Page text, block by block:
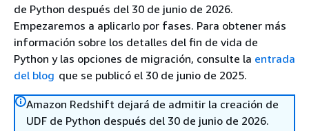
de Python después del 30 de junio de 2026.
Empezaremos a aplicarlo por fases. Para obtener más
información sobre los detalles del fin de vida de
Python y las opciones de migración, consulte la entrada
del blog que se publicó el 30 de junio de 2025.
Amazon Redshift dejará de admitir la creación de
UDF de Python después del 30 de junio de 2026.